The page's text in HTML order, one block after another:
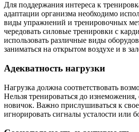
Для поддержания интереса к
адаптации организма необходимо
виды упражнений и тренировочных
чередовать силовые тренировки с
использовать различные виды
заниматься на открытом воздухе и в
Адекватность нагрузки
Нагрузка должна соответствовать
Нельзя тренироваться до
новичок. Важно прислушиваться к
игнорировать сигналы усталости или